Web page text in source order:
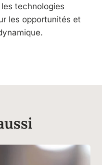
technologies
les opportunités et